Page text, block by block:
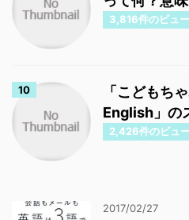
3,816件のビュー
「こどもち
English」の
2,426件のビュ
2017/02/27